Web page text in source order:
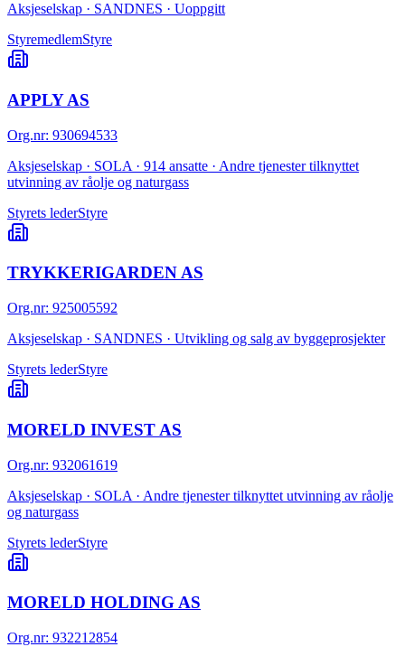
Aksjeselskap · SANDNES · Uoppgitt
StyremedlemStyre
APPLY AS
Org.nr: 930694533
Aksjeselskap · SOLA · 914 ansatte · Andre tjenester tilknyttet
utvinning av råolje og naturgass
Styrets lederStyre
TRYKKERIGARDEN AS
Org.nr: 925005592
Aksjeselskap · SANDNES · Utvikling og salg av byggeprosjekter
Styrets lederStyre
MORELD INVEST AS
Org.nr: 932061619
Aksjeselskap · SOLA · Andre tjenester tilknyttet utvinning av råolje
og naturgass
Styrets lederStyre
MORELD HOLDING AS
Org.nr: 932212854